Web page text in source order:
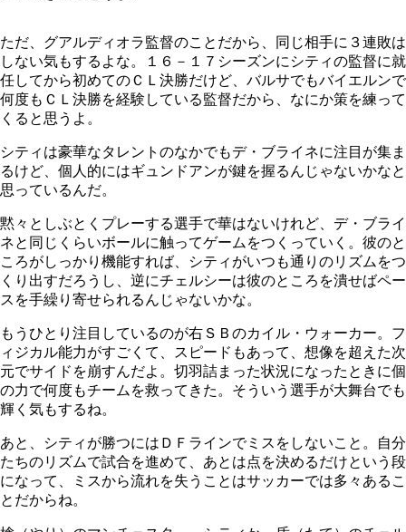
ただ、グアルディオラ監督のことだから、同じ相手に３連敗は
しない気もするよな。１６－１７シーズンにシティの監督に就
任してから初めてのＣＬ決勝だけど、バルサでもバイエルンで
何度もＣＬ決勝を経験している監督だから、なにか策を練って
くると思うよ。
シティは豪華なタレントのなかでもデ・ブライネに注目が集ま
るけど、個人的にはギュンドアンが鍵を握るんじゃないかなと
思っているんだ。
黙々としぶとくプレーする選手で華はないけれど、デ・ブライ
ネと同じくらいボールに触ってゲームをつくっていく。彼のと
ころがしっかり機能すれば、シティがいつも通りのリズムをつ
くり出すだろうし、逆にチェルシーは彼のところを潰せばペー
スを手繰り寄せられるんじゃないかな。
もうひとり注目しているのが右ＳＢのカイル・ウォーカー。フ
ィジカル能力がすごくて、スピードもあって、想像を超えた次
元でサイドを崩すんだよ。切羽詰まった状況になったときに個
の力で何度もチームを救ってきた。そういう選手が大舞台でも
輝く気もするね。
あと、シティが勝つにはＤＦラインでミスをしないこと。自分
たちのリズムで試合を進めて、あとは点を決めるだけという段
になって、ミスから流れを失うことはサッカーでは多々あるこ
とだからね。